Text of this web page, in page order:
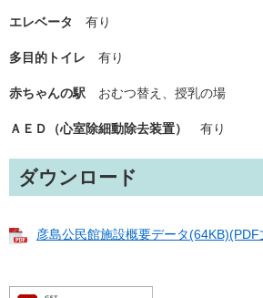
エレベータ 有り
多目的トイレ 有り
赤ちゃんの駅 おむつ替え、授乳の場
ＡＥＤ（心室除細動除去装置） 有り
ダウンロード
彦島公民館施設概要データ(64KB)(PDF